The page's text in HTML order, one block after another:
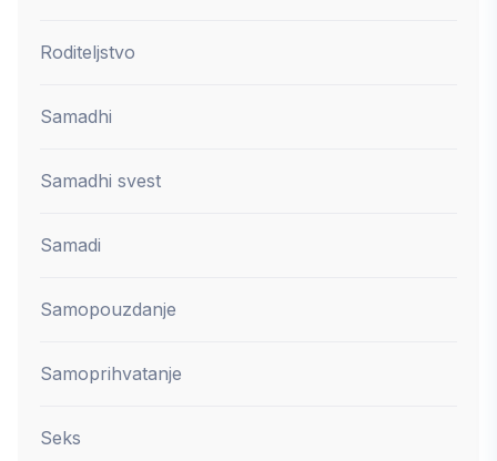
Roditeljstvo
Samadhi
Samadhi svest
Samadi
Samopouzdanje
Samoprihvatanje
Seks